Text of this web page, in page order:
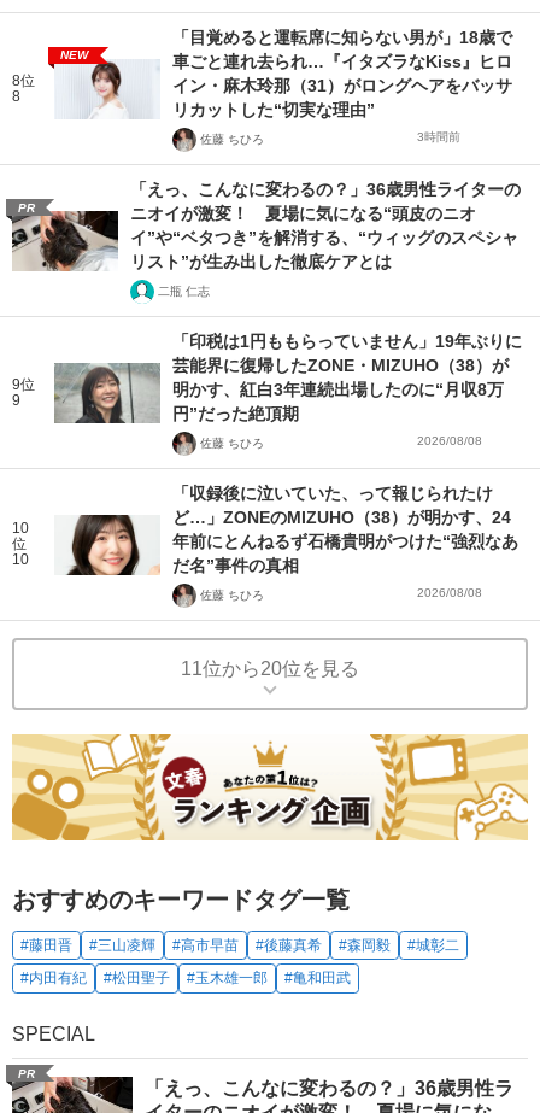
8位
8
NEW
「目覚めると運転席に知らない男が」18歳で
車ごと連れ去られ…『イタズラなKiss』ヒロ
イン・麻木玲那（31）がロングヘアをバッサ
リカットした“切実な理由”
佐藤 ちひろ 3時間前
PR
「えっ、こんなに変わるの？」36歳男性ライターの
ニオイが激変！ 夏場に気になる“頭皮のニオ
イ”や“ベタつき”を解消する、“ウィッグのスペシャ
リスト”が生み出した徹底ケアとは
二瓶 仁志
9位
9
「印税は1円ももらっていません」19年ぶりに
芸能界に復帰したZONE・MIZUHO（38）が
明かす、紅白3年連続出場したのに“月収8万
円”だった絶頂期
佐藤 ちひろ 2026/08/08
10
位
10
「収録後に泣いていた、って報じられたけ
ど…」ZONEのMIZUHO（38）が明かす、24
年前にとんねるず石橋貴明がつけた“強烈なあ
だ名”事件の真相
佐藤 ちひろ 2026/08/08
11位から20位を見る
おすすめのキーワードタグ一覧
#藤田晋 #三山凌輝 #高市早苗 #後藤真希 #森岡毅
#城彰二
#内田有紀
#松田聖子 #玉木雄一郎 #亀和田武
SPECIAL
PR
「えっ、こんなに変わるの？」36歳男性ラ